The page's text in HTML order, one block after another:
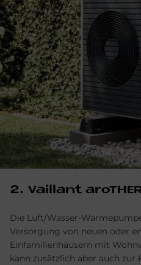
2. Vail­lant
Die Luft/Wasser-
Versorgung von neuen oder
Einfamilienhäusern mit
kann zusätzlich aber auch